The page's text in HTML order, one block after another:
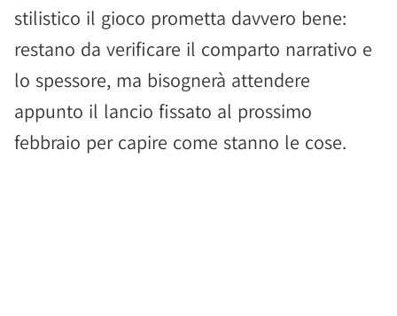
stilistico il gioco prometta davvero bene:
restano da verificare il comparto narrativo e
lo spessore, ma bisognerà attendere
appunto il lancio fissato al prossimo
febbraio per capire come stanno le cose.